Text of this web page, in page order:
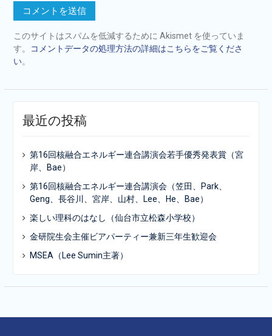
このサイトはスパムを低減するために Akismet を使っていま
す。
コメントデータの処理方法の詳細はこちらをご覧くださ
い。
最近の投稿
第16回核融合エネルギー連合講演会若手優秀発表賞（宮
岸、Bae）
第16回核融合エネルギー連合講演会（笠田、Park、
Geng、長谷川、宮岸、山村、Lee、He、Bae）
楽しい理科のはなし（仙台市立松森小学校）
金研院生会主催ビアパーティー兼新三年生歓迎会
MSEA（Lee Sumin主著）